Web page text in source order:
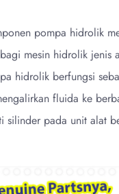
pompa hidrolik
mesin hidrolik jenis
hidrolik berfungsi
fluida ke
silinder pada unit alat